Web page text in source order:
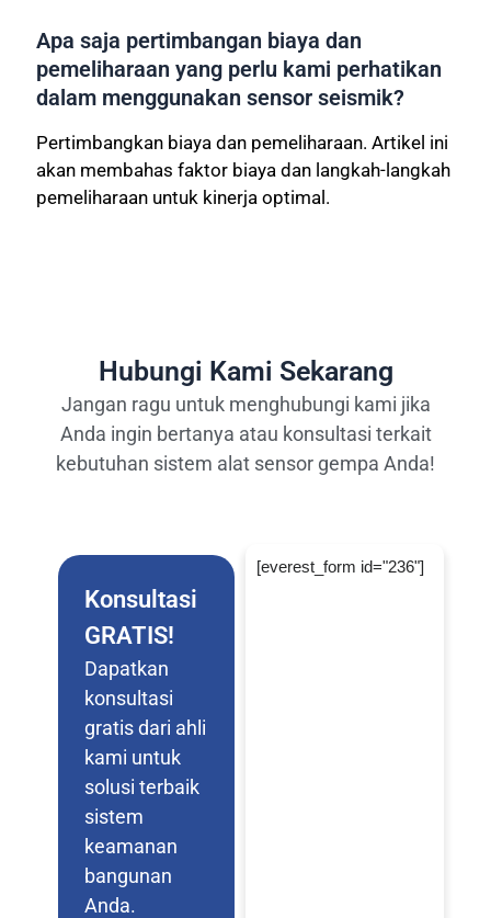
Apa saja pertimbangan biaya dan
pemeliharaan yang perlu kami perhatikan
dalam menggunakan sensor seismik?
Pertimbangkan biaya dan pemeliharaan. Artikel ini
akan membahas faktor biaya dan langkah-langkah
pemeliharaan untuk kinerja optimal.
Hubungi Kami Sekarang
Jangan ragu untuk menghubungi kami jika
Anda ingin bertanya atau konsultasi terkait
kebutuhan sistem alat sensor gempa Anda!
Konsultasi
GRATIS!
Dapatkan
konsultasi
gratis dari ahli
kami untuk
solusi terbaik
sistem
keamanan
bangunan
Anda.
[everest_form id="236"]